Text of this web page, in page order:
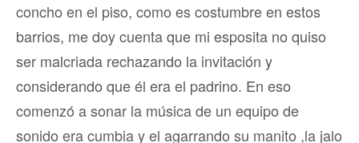
concho en el piso, como es costumbre en estos
barrios, me doy cuenta que mi esposita no quiso
ser malcriada rechazando la invitación y
considerando que él era el padrino. En eso
comenzó a sonar la música de un equipo de
sonido era cumbia y el agarrando su manito ,la jalo